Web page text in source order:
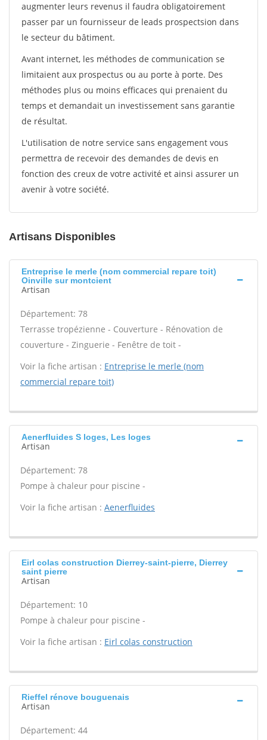
augmenter leurs revenus il faudra obligatoirement
passer par un fournisseur de leads prospectsion dans
le secteur du bâtiment.
Avant internet, les méthodes de communication se
limitaient aux prospectus ou au porte à porte. Des
méthodes plus ou moins efficaces qui prenaient du
temps et demandait un investissement sans garantie
de résultat.
L'utilisation de notre service sans engagement vous
permettra de recevoir des demandes de devis en
fonction des creux de votre activité et ainsi assurer un
avenir à votre société.
Artisans Disponibles
Entreprise le merle (nom commercial repare toit)
Oinville sur montcient
Artisan
Département: 78
Terrasse tropézienne - Couverture - Rénovation de
couverture - Zinguerie - Fenêtre de toit -
Voir la fiche artisan : Entreprise le merle (nom
commercial repare toit)
Aenerfluides S loges, Les loges
Artisan
Département: 78
Pompe à chaleur pour piscine -
Voir la fiche artisan : Aenerfluides
Eirl colas construction Dierrey-saint-pierre, Dierrey
saint pierre
Artisan
Département: 10
Pompe à chaleur pour piscine -
Voir la fiche artisan : Eirl colas construction
Rieffel rénove bouguenais
Artisan
Département: 44